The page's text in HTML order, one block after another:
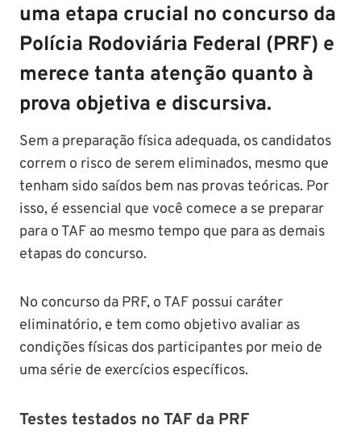
uma etapa crucial no concurso da
Polícia Rodoviária Federal (PRF) e
merece tanta atenção quanto à
prova objetiva e discursiva.
Sem a preparação física adequada, os candidatos
correm o risco de serem eliminados, mesmo que
tenham sido saídos bem nas provas teóricas. Por
isso, é essencial que você comece a se preparar
para o TAF ao mesmo tempo que para as demais
etapas do concurso.
No concurso da PRF, o TAF possui caráter
eliminatório, e tem como objetivo avaliar as
condições físicas dos participantes por meio de
uma série de exercícios específicos.
Testes testados no TAF da PRF